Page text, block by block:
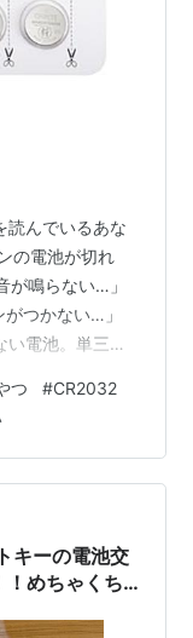
読んでいるあな
の電池が切れ
が鳴らない…」
がつかない…」
電池。単三電
中で「いざと
いたい時にあ
品Amazon ↑関
こにいない｜サ
聞こえてきま
つ #CR2032
キーの電池交
めちゃくち